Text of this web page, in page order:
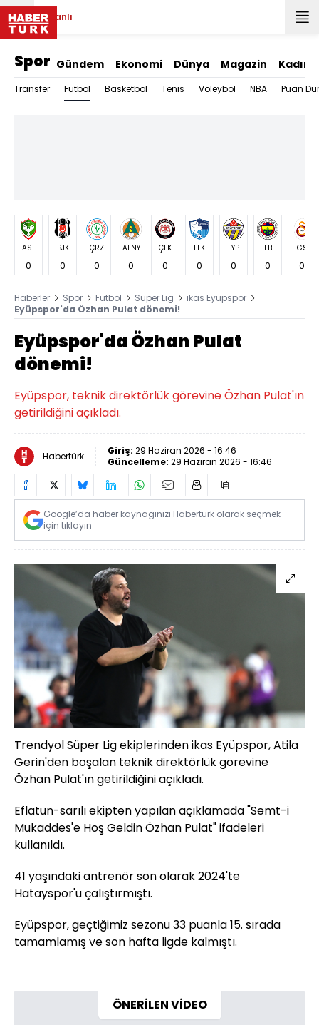
Canlı
Spor Gündem Ekonomi Dünya Magazin Kadın
Transfer Futbol Basketbol Tenis Voleybol NBA Puan
ASF
0
BJK
0
ÇRZ
0
ALNY
0
ÇFK
0
EFK
0
EYP
0
FB
0
GS
0
Haberler Spor Futbol Süper Lig
ikas Eyüpspor
Eyüpspor'da Özhan Pulat dönemi!
Eyüpspor'da Özhan Pulat
dönemi!
Eyüpspor, teknik direktörlük görevine Özhan Pulat'ın
getirildiğini açıkladı.
Habertürk Giriş: 29 Haziran 2026 - 16:46
Güncelleme: 29 Haziran 2026 - 16:46
Google’da haber kaynağınızı Habertürk olarak seçmek
için tıklayın
Trendyol Süper Lig ekiplerinden ikas Eyüpspor, Atila
Gerin'den boşalan teknik direktörlük görevine
Özhan Pulat'ın getirildiğini açıkladı.
Eflatun-sarılı ekipten yapılan açıklamada "Semt-i
Mukaddes'e Hoş Geldin Özhan Pulat" ifadeleri
kullanıldı.
41 yaşındaki antrenör son olarak 2024'te
Hatayspor'u çalıştırmıştı.
Eyüpspor, geçtiğimiz sezonu 33 puanla 15. sırada
tamamlamış ve son hafta ligde kalmıştı.
ÖNERİLEN VİDEO